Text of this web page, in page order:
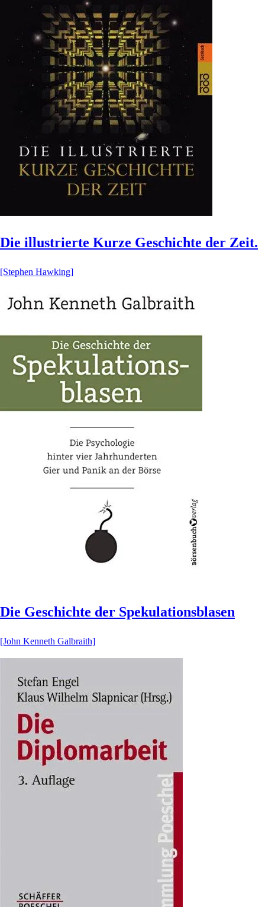
Die illustrierte Kurze Geschichte der Zeit.
[Stephen Hawking]
Die Geschichte der Spekulationsblasen
[John Kenneth Galbraith]